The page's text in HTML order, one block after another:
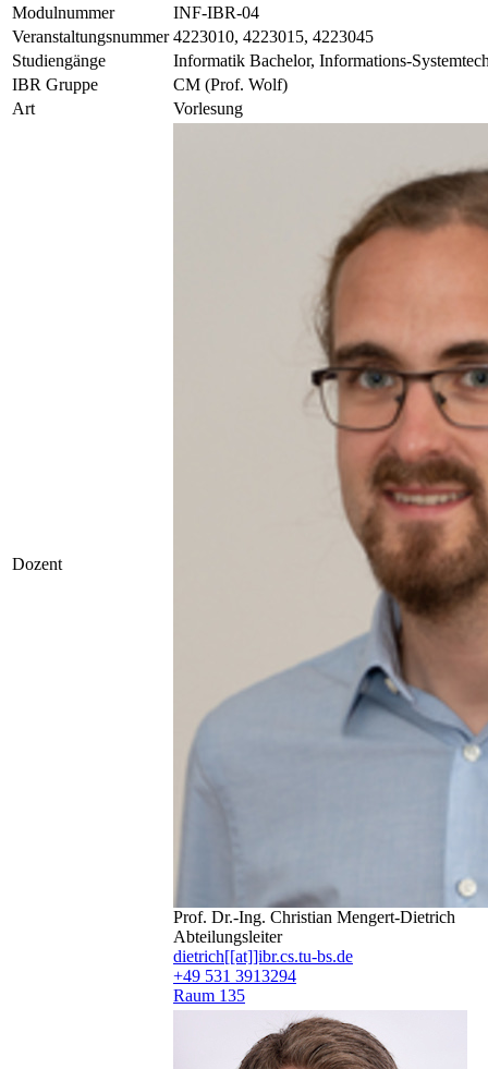
Modulnummer
INF-IBR-04
Veranstaltungsnummer 4223010, 4223015, 4223045
Studiengänge
Informatik Bachelor, Informations-
IBR Gruppe
CM (Prof. Wolf)
Art
Vorlesung
Dozent
Prof. Dr.-Ing. Christian Mengert-Dietrich
Abteilungsleiter
dietrich[[at]]ibr.cs.tu-bs.de
+49 531 3913294
Raum 135